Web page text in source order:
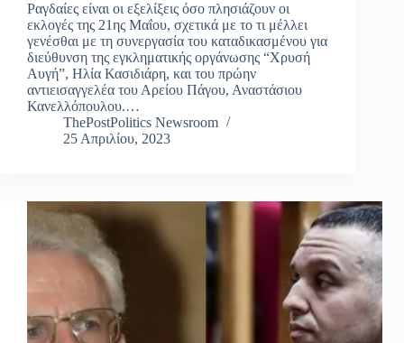
Ραγδαίες είναι οι εξελίξεις όσο πλησιάζουν οι
εκλογές της 21ης Μαΐου, σχετικά με το τι μέλλει
γενέσθαι με τη συνεργασία του καταδικασμένου για
διεύθυνση της εγκληματικής οργάνωσης “Χρυσή
Αυγή”, Ηλία Κασιδιάρη, και του πρώην
αντιεισαγγελέα του Αρείου Πάγου, Αναστάσιου
Κανελλόπουλου.…
ThePostPolitics Newsroom
25 Απριλίου, 2023